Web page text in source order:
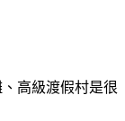
高級渡假村是很